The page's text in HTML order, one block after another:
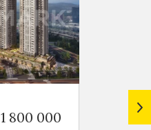
1 800 000
€